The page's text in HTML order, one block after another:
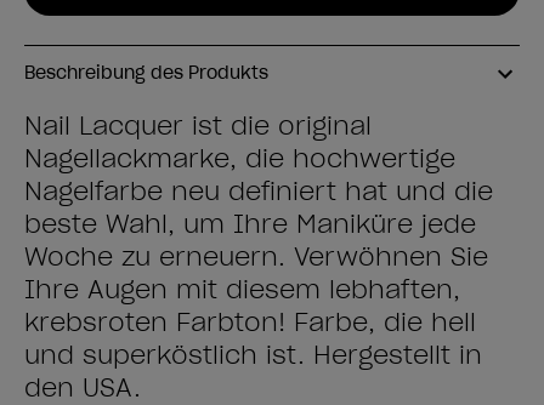
Beschreibung des Produkts
Nail Lacquer ist die original
Nagellackmarke, die hochwertige
Nagelfarbe neu definiert hat und die
beste Wahl, um Ihre Maniküre jede
Woche zu erneuern. Verwöhnen Sie
Ihre Augen mit diesem lebhaften,
krebsroten Farbton! Farbe, die hell
und superköstlich ist. Hergestellt in
den USA.